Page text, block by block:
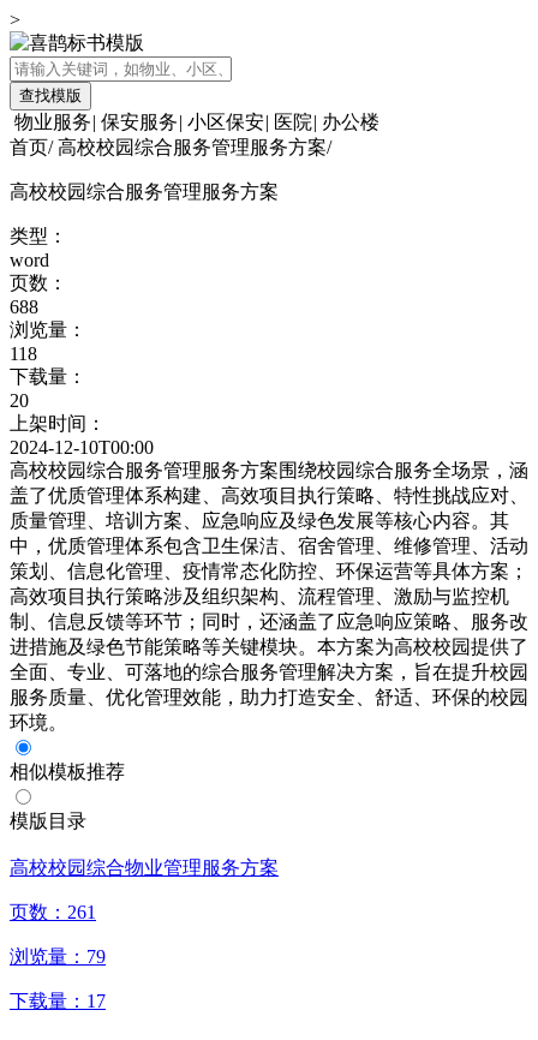
>
查找模版
物业服务| 保安服务| 小区保安| 医院| 办公楼
首页/ 高校校园综合服务管理服务方案/
高校校园综合服务管理服务方案
类型：
word
页数：
688
浏览量：
118
下载量：
20
上架时间：
2024-12-10T00:00
高校校园综合服务管理服务方案围绕校园综合服务全场景，涵
盖了优质管理体系构建、高效项目执行策略、特性挑战应对、
质量管理、培训方案、应急响应及绿色发展等核心内容。其
中，优质管理体系包含卫生保洁、宿舍管理、维修管理、活动
策划、信息化管理、疫情常态化防控、环保运营等具体方案；
高效项目执行策略涉及组织架构、流程管理、激励与监控机
制、信息反馈等环节；同时，还涵盖了应急响应策略、服务改
进措施及绿色节能策略等关键模块。本方案为高校校园提供了
全面、专业、可落地的综合服务管理解决方案，旨在提升校园
服务质量、优化管理效能，助力打造安全、舒适、环保的校园
环境。
相似模板推荐
模版目录
高校校园综合物业管理服务方案
页数： 261
浏览量： 79
下载量： 17